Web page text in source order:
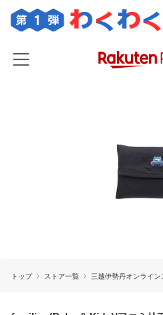
ファッション・インナー・小物
キッズ・ベビー用品
電子書籍特集
トップ ストア一覧 三越伊勢丹オンライン